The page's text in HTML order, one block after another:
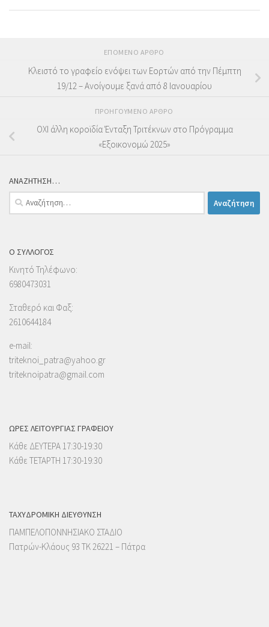
ΕΠΌΜΕΝΟ ΆΡΘΡΟ
Κλειστό το γραφείο ενόψει των Εορτών από την Πέμπτη
19/12 – Ανοίγουμε ξανά από 8 Ιανουαρίου
ΠΡΟΗΓΟΎΜΕΝΟ ΆΡΘΡΟ
ΟΧΙ άλλη κοροϊδία Ένταξη Τριτέκνων στο Πρόγραμμα
«Εξοικονομώ 2025»
ΑΝΑΖΗΤΗΣΗ…
Αναζήτηση
για:
Ο ΣΥΛΛΟΓΟΣ
Κινητό Τηλέφωνο:
6980473031
Σταθερό και Φαξ:
2610644184
e-mail:
triteknoi_patra@yahoo.gr
triteknoipatra@gmail.com
ΩΡΕΣ ΛΕΙΤΟΥΡΓΙΑΣ ΓΡΑΦΕΙΟΥ
Κάθε ΔΕΥΤΕΡΑ 17:30-19:30
Κάθε ΤΕΤΑΡΤΗ 17:30-19:30
ΤΑΧΥΔΡΟΜΙΚΉ ΔΙΕΎΘΥΝΣΗ
ΠΑΜΠΕΛΟΠΟΝΝΗΣΙΑΚΟ ΣΤΑΔΙΟ
Πατρών-Κλάους 93 ΤΚ 26221 – Πάτρα